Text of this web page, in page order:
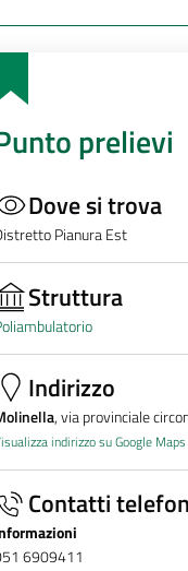
prelievi
Dove si trova
Pianura Est
Struttura
Indirizzo
, via provinciale
indirizzo su Google Maps
Contatti
6909411